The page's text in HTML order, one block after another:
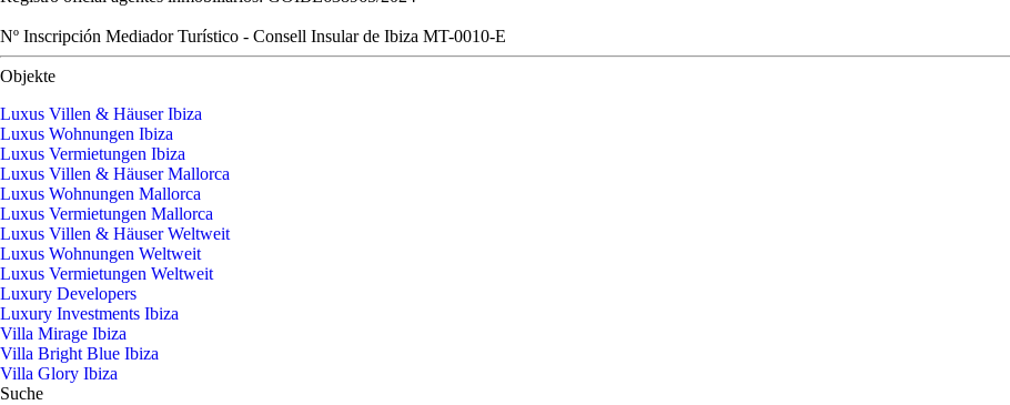
Nº Inscripción Mediador Turístico - Consell Insular de Ibiza MT-0010-E
Objekte
Luxus Villen & Häuser Ibiza
Luxus Wohnungen Ibiza
Luxus Vermietungen Ibiza
Luxus Villen & Häuser Mallorca
Luxus Wohnungen Mallorca
Luxus Vermietungen Mallorca
Luxus Villen & Häuser Weltweit
Luxus Wohnungen Weltweit
Luxus Vermietungen Weltweit
Luxury Developers
Luxury Investments Ibiza
Villa Mirage Ibiza
Villa Bright Blue Ibiza
Villa Glory Ibiza
Suche